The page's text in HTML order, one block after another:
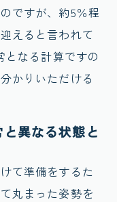
ですが、約5％程
えると言われて
となる計算ですの
かりいただける
異なる状態と
て準備をするた
丸まった姿勢を